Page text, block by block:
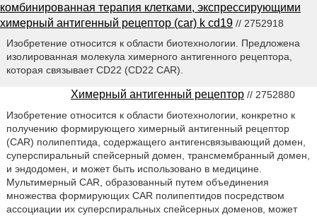
комбинированная терапия клетками, экспрессирующими
химерный антигенный рецептор (car) k cd19 // 2752918
Изобретение относится к области биотехнологии. Предложена
изолированная молекула химерного антигенного рецептора,
которая связывает CD22 (CD22 CAR).
Химерный антигенный рецептор // 2752880
Изобретение относится к области биотехнологии, конкретно к
получению формирующего химерный антигенный рецептор
(CAR) полипептида, содержащего антигенсвязывающий домен,
суперспиральный спейсерный домен, трансмембранный домен,
и эндодомен, и может быть использовано в медицине.
Мультимерный CAR, образованный путем объединения
множества формирующих CAR полипептидов посредством
ассоциации их суперспиральных спейсерных доменов, может